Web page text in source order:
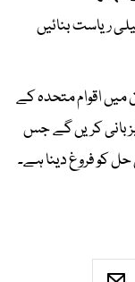
ریاست بنائیں
اقوام متحدہ کے
کریں گے جس
کو فروغ دینا ہے۔